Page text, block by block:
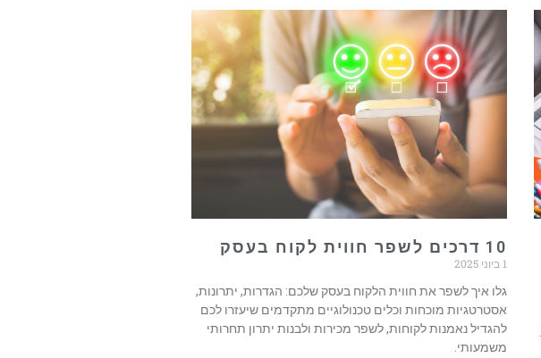
10 דרכים לשפר חווית לקוח בעסק
1 ביוני 2025
גלו איך לשפר את חווית הלקוח בעסק שלכם: הגדרות, יתרונות,
אסטרטגיות מוכחות וכלים טכנולוגיים מתקדמים שיעזרו לכם
להגדיל נאמנות לקוחות, לשפר מכירות ולבנות יתרון תחרותי
משמעותי.